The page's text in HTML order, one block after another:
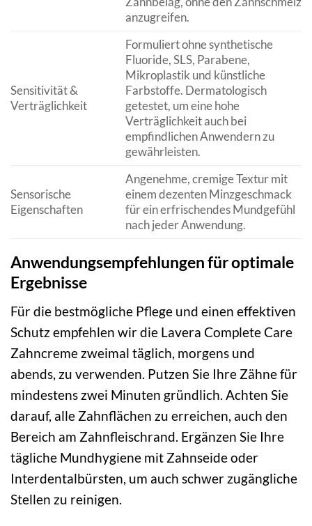
anzugreifen.
Sensitivität &
Verträglichkeit
Formuliert ohne synthetische
Fluoride, SLS, Parabene,
Mikroplastik und künstliche
Farbstoffe. Dermatologisch
getestet, um eine hohe
Verträglichkeit auch bei
empfindlichen Anwendern zu
gewährleisten.
Sensorische
Eigenschaften
Angenehme, cremige Textur mit
einem dezenten Minzgeschmack
für ein erfrischendes Mundgefühl
nach jeder Anwendung.
Anwendungsempfehlungen für optimale
Ergebnisse
Für die bestmögliche Pflege und einen effektiven
Schutz empfehlen wir die Lavera Complete Care
Zahncreme zweimal täglich, morgens und
abends, zu verwenden. Putzen Sie Ihre Zähne für
mindestens zwei Minuten gründlich. Achten Sie
darauf, alle Zahnflächen zu erreichen, auch den
Bereich am Zahnfleischrand. Ergänzen Sie Ihre
tägliche Mundhygiene mit Zahnseide oder
Interdentalbürsten, um auch schwer zugängliche
Stellen zu reinigen.